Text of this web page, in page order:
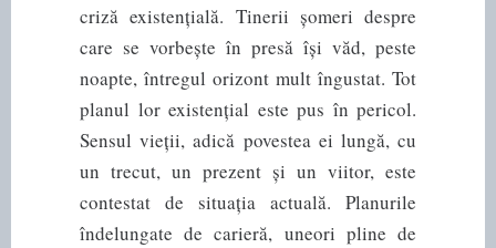
criză existențială. Tinerii șomeri despre
care se vorbește în presă își văd, peste
noapte, întregul orizont mult îngustat. Tot
planul lor existențial este pus în pericol.
Sensul vieții, adică povestea ei lungă, cu
un trecut, un prezent și un viitor, este
contestat de situația actuală. Planurile
îndelungate de carieră, uneori pline de